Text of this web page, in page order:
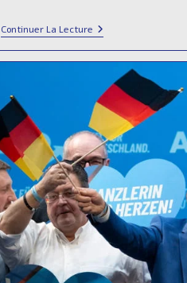
Continuer La LectureAllemagne
:
L’heure
Du
Choix
🗳️